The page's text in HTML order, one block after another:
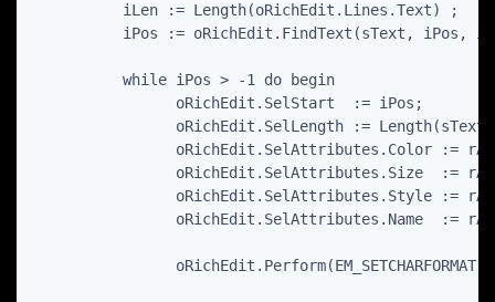
          iLen := Length(oRichEdit.Lines.Text) ;
iPos := oRichEdit.FindText(sText, iPos,
          while iPos > -1 do begin
                oRichEdit.SelStart  := iPos;
oRichEdit.SelLength :=
oRichEdit.SelAttributes.Color :=
oRichEdit.SelAttributes.Size  :=
oRichEdit.SelAttributes.Style :=
oRichEdit.SelAttributes.Name  :=
oRichEdit.Perform(EM_SETCHARFORMAT,